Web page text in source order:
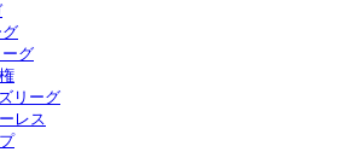
グ
リーグ
レス